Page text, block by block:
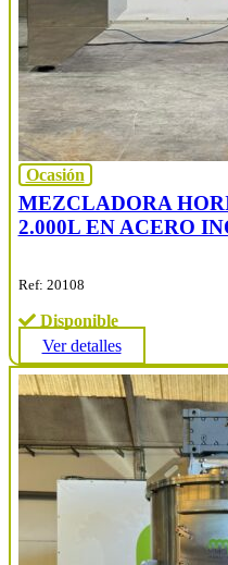
Ocasión
MEZCLADORA
2.000L EN ACERO
Ref: 20108
Disponible
Ver detalles